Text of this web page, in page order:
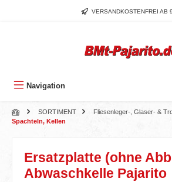
Zum Hauptinhalt springenVERSANDKOSTENFREI AB
Navigation
SORTIMENT
Fliesenleger-, Glaser- &
Spachteln, Kellen
Ersatzplatte (ohne
Abwaschkelle Pajarito